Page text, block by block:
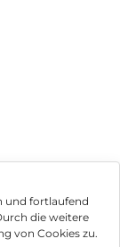
und fortlaufend
die weitere
von Cookies zu.